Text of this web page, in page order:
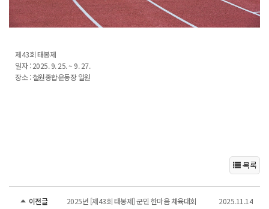
제43회 태봉제
일자 : 2025. 9. 25. ~ 9. 27.
장소 : 철원종합운동장 일원
목록
이전글 2025년 [제43회 태봉제] 군민 한마음 체육대회 2025.11.14